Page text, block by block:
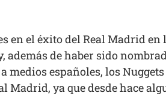
en el éxito del Real Madrid
además de haber sido
a medios españoles, los
Madrid, ya que desde hace